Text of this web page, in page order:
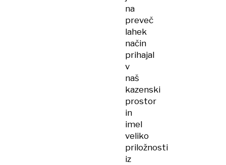
na
preveč
lahek
način
prihajal
v
naš
kazenski
prostor
in
imel
veliko
priložnosti
iz